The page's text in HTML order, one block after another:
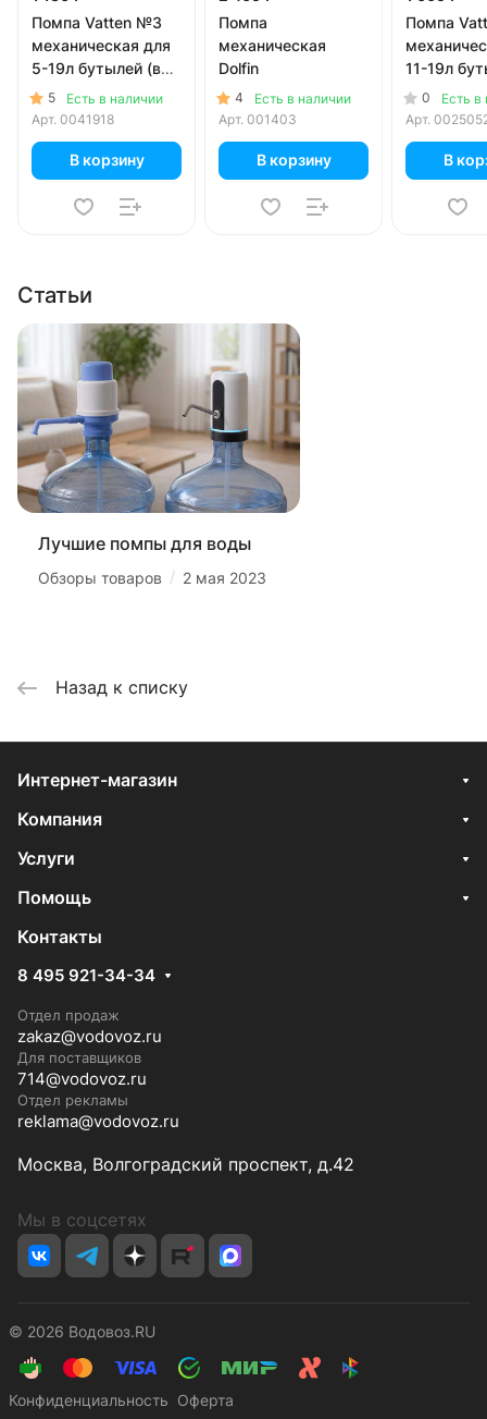
Помпа Vatten №3
механическая для
5-19л бутылей (в
коробке)
5
Есть в наличии
Арт. 0041918
В корзину
Помпа
механическая
Dolfin
4
Есть в наличии
Арт. 001403
В корзину
Помпа
11-19л
0
Есть в
Арт.
В
Статьи
Лучшие помпы для воды
Обзоры товаров / 2 мая 2023
Назад к списку
Интернет-магазин
Компания
Услуги
Помощь
Контакты
8 495 921-34-34
Отдел продаж
zakaz@vodovoz.ru
Для поставщиков
714@vodovoz.ru
Отдел рекламы
reklama@vodovoz.ru
Москва, Волгоградский проспект, д.42
Мы в соцсетях
© 2026 Водовоз.RU
Конфиденциальность Оферта